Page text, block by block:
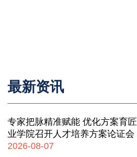
最新资讯
专家把脉精准赋能 优化方案育
业学院召开人才培养方案论证会
2026-08-07